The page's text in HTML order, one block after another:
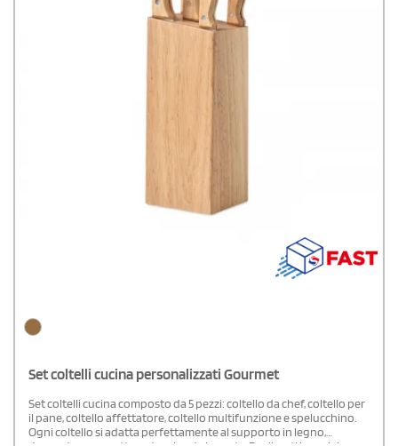
Set coltelli cucina personalizzati Gourmet
Set coltelli cucina composto da 5 pezzi: coltello da chef, coltello per
il pane, coltello affettatore, coltello multifunzione e spelucchino.
Ogni coltello si adatta perfettamente al supporto in legno,